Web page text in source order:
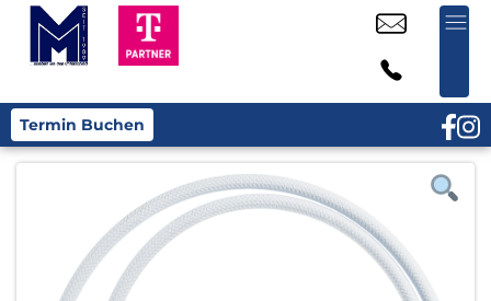
Termin Buchen